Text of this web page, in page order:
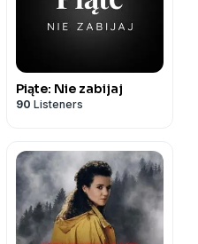
Piąte: Nie zabijaj
90 Listeners